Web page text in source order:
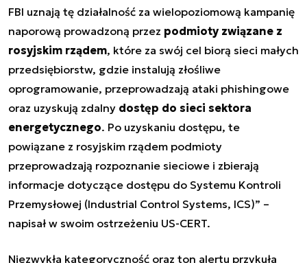
FBI uznają tę działalność za wielopoziomową kampanię
naporową prowadzoną przez podmioty związane z
rosyjskim rządem, które za swój cel biorą sieci małych
przedsiębiorstw, gdzie instalują złośliwe
oprogramowanie, przeprowadzają ataki phishingowe
oraz uzyskują zdalny dostęp do sieci sektora
energetycznego. Po uzyskaniu dostępu, te
powiązane z rosyjskim rządem podmioty
przeprowadzają rozpoznanie sieciowe i zbierają
informacje dotyczące dostępu do Systemu Kontroli
Przemysłowej (Industrial Control Systems, ICS)” –
napisał w swoim ostrzeżeniu US-CERT.
Niezwykła kategoryczność oraz ton alertu przykuła